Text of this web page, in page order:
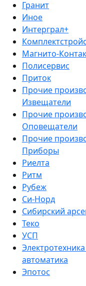
Гранит
Иное
Интерграл+
Магнито-
Полисервис
Приток
Прочие
Извещатели
Прочие
Оповещатели
Прочие
Приборы
Риелта
Ритм
Рубеж
Си-Норд
Сибирский
Теко
УСП
автоматика
Эпотос